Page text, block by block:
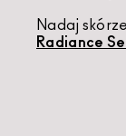
Nadaj
Radiance